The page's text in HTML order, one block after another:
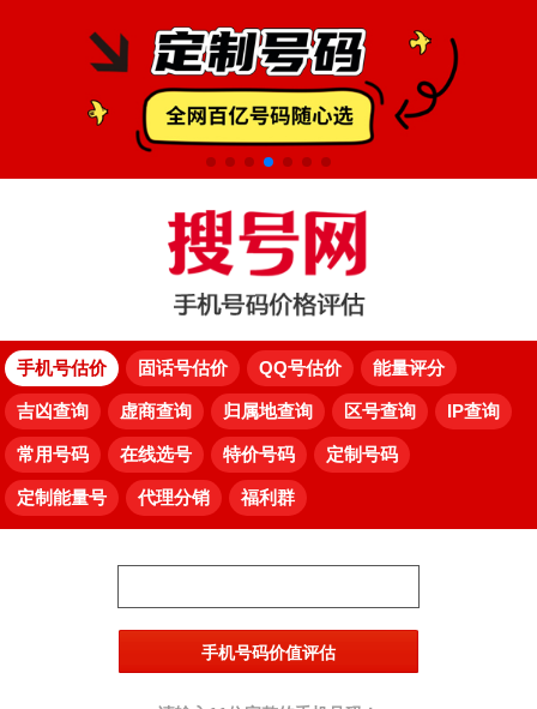
手机号估价 固话号估价 QQ号估价 能量评分
吉凶查询 虚商查询 归属地查询 区号查询 IP查询
常用号码 在线选号 特价号码 定制号码
定制能量号 代理分销 福利群